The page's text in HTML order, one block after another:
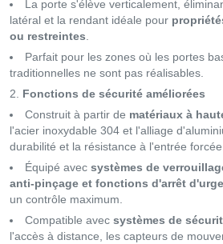
La porte s'élève verticalement,
latéral et la rendant idéale pour
ou restreintes
Parfait pour les zones où les portes
traditionnelles ne sont pas réalisables.
Fonctions de sécurité améliorées
Construit à partir de matériaux à
l'acier inoxydable 304 et l'alliage
durabilité et la résistance à l'entrée forcée.
Équipé avec systèmes de
anti-pinçage et fonctions d'arrêt
un contrôle maximum.
Compatible avec systèmes de
l'accès à distance, les capteurs de